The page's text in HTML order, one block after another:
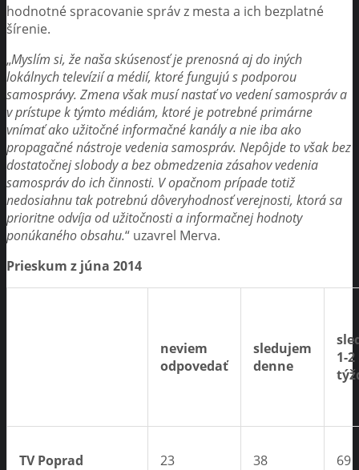
hodnotné spracovanie správ z mesta a ich bezplatné
šírenie.
„Myslím si, že naša skúsenosť je prenosná aj do iných
lokálnych televízií a médií, ktoré fungujú s podporou
samosprávy. Zmena však musí nastať vo vedení samospráv a
v prístupe k týmto médiám, ktoré je potrebné primárne
vnímať ako užitočné informačné kanály a nie iba ako
propagačné nástroje vedenia samospráv. Nepôjde to však bez
dostatočnej slobody a bez obmedzenia zásahov vedenia
samospráv do ich činnosti. V opačnom prípade totiž
nedosiahnu tak potrebnú dôveryhodnosť verejnosti, ktorá sa
prioritne odvíja od užitočnosti a informačnej hodnoty
ponúkaného obsahu.“ uzavrel Merva.
Prieskum z júna 2014
neviem
odpovedať
sledujem
denne
1-
TV Poprad 23 38 69